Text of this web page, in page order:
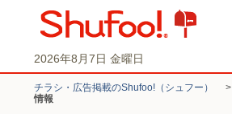
2026年8月7日 金曜日
チラシ・広告掲載のShufoo!（シュフー）
情報